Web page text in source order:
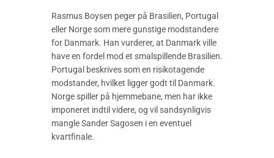
Rasmus Boysen peger på Brasilien, Portugal
eller Norge som mere gunstige modstandere
for Danmark. Han vurderer, at Danmark ville
have en fordel mod et smalspillende Brasilien.
Portugal beskrives som en risikotagende
modstander, hvilket ligger godt til Danmark.
Norge spiller på hjemmebane, men har ikke
imponeret indtil videre, og vil sandsynligvis
mangle Sander Sagosen i en eventuel
kvartfinale.